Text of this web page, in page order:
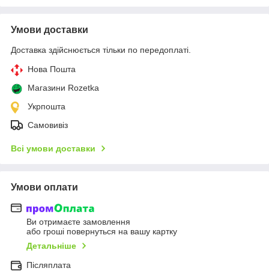
Умови доставки
Доставка здійснюється тільки по передоплаті.
Нова Пошта
Магазини Rozetka
Укрпошта
Самовивіз
Всі умови доставки
Умови оплати
Ви отримаєте замовлення
або гроші повернуться на вашу картку
Детальніше
Післяплата